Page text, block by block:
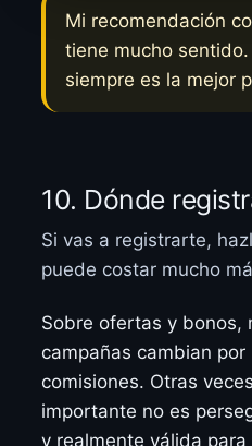
Mi recomendación
tiene mucho
siempre es la mejor
10. Dónde
Si vas a registrarte,
puede costar mucho
Sobre ofertas y bonos,
campañas cambian
comisiones. Otras
importante no es
y realmente válida para